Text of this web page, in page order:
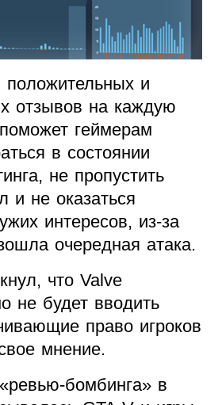
положительных и
отзывов на каждую
геймерам
в состоянии
не пропустить
и не оказаться
интересов, из-за
очередная атака.
что Valve
не будет вводить
право игроков
мнение.
бомбинга» в